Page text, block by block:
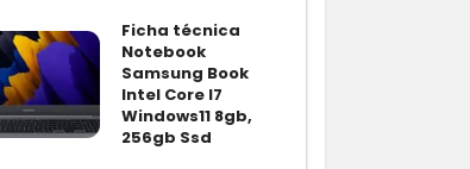
Ficha técnica
Notebook
Samsung Book
Intel Core I7
Windows11 8gb,
256gb Ssd